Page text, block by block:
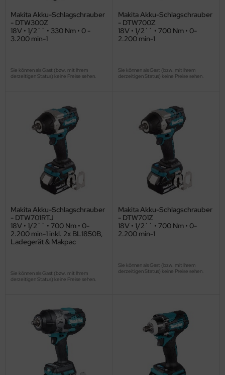
Makita Akku-Schlagschrauber
- DTW300Z
18V • 1/2`` • 330 Nm • 0 -
3.200 min-1
Sie können als Gast (bzw. mit Ihrem
derzeitigen Status) keine Preise sehen.
Makita Akku-Schlagschrauber
- DTW700Z
18V • 1/2`` • 700 Nm • 0-
2.200 min-1
Sie können als Gast (bzw. mit Ihrem
derzeitigen Status) keine Preise sehen.
Makita Akku-Schlagschrauber
- DTW701RTJ
18V • 1/2`` • 700 Nm • 0-
2.200 min-1 inkl. 2x BL1850B,
Ladegerät & Makpac
Sie können als Gast (bzw. mit Ihrem
derzeitigen Status) keine Preise sehen.
Makita Akku-Schlagschrauber
- DTW701Z
18V • 1/2`` • 700 Nm • 0-
2.200 min-1
Sie können als Gast (bzw. mit Ihrem
derzeitigen Status) keine Preise sehen.